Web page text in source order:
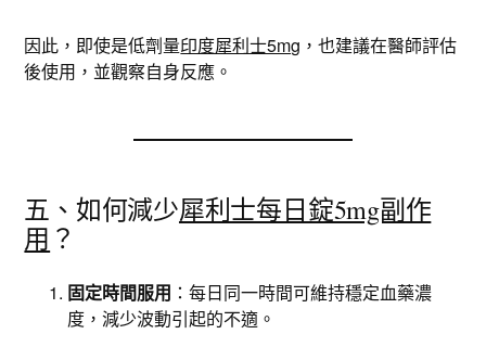
因此，即使是低劑量印度犀利士5mg ，也建議在醫師評估
後使用，並觀察自身反應。
五、如何減少犀利士每日錠5mg副作
用 ？
固定時間服用 ：每日同一時間可維持穩定血藥濃
度，減少波動引起的不適。